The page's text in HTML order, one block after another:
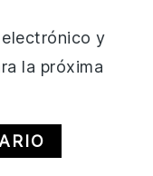
y
la próxima